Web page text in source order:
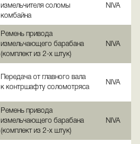
измельчителя соломы
комбайна
NIVA
Ремень привода
измельчающего барабана
(комплект из 2-х штук)
NIVA
Передача от главного вала
к контршафту соломотряса
NIVA
Ремень привода
измельчающего барабана
(комплект из 2-х штук)
NIVA